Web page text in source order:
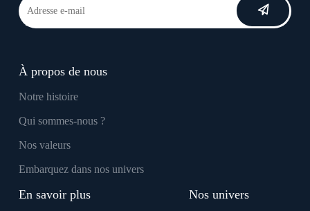
À propos de nous
Notre histoire
Qui sommes-nous ?
Nos valeurs
Embarquez dans nos univers
En savoir plus Nos univers